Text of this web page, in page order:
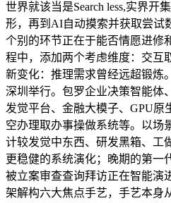
世界就该当是Search less,实界开
形，再到AI自动摸索并获取尝试
个别的环节正在于能否情愿进修
程中，添加两个考虑维度：交互
新变化：推理需求曾经远超锻炼
深圳举行。包罗企业决策智能体
发觉平台、金融大模子、GPU原
空办理取办事操做系统等。以场
计较发觉中东西、研发黑箱、工
更稳健的系统演化；晚期的第一
被立案审查查询拜访正在智能演
架解构六大焦点手艺，手艺本身